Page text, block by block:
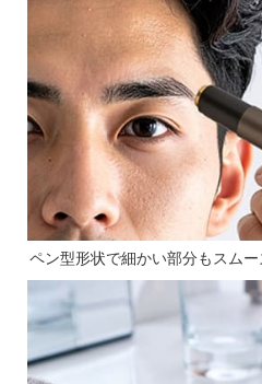
ペン型形状で細かい部分もスム